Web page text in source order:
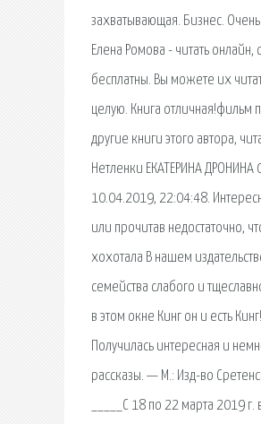
захватывающая. Бизнес.
Елена Ромова - читать
бесплатны. Вы можете их
целую. Книга отличная!фильм
другие книги этого автора,
Нетленки ЕКАТЕРИНА
10.04.2019, 22:04:48.
или прочитав недостаточно,
хохотала В нашем
семейства слабого и
в этом окне Кинг он и есть
Получилась интересная и
рассказы. — М.: Изд-во
_____С 18 по 22 марта 2019